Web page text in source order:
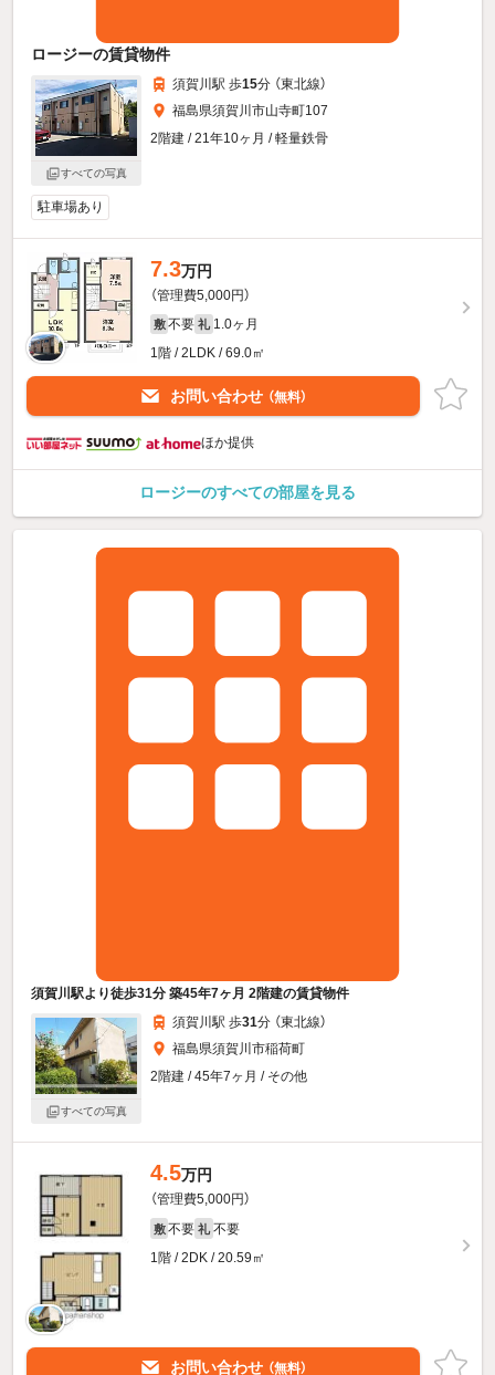
ロージーの賃貸物件
すべての写真
須賀川駅 歩15分 （東北線）
福島県須賀川市山寺町107
2階建 / 21年10ヶ月 / 軽量鉄骨
駐車場あり
7.3万円
（管理費5,000円）
敷 不要 礼 1.0ヶ月
1階 / 2LDK / 69.0㎡
お問い合わせ （無料）
ほか提供
ロージーのすべての部屋を見る
須賀川駅より徒歩31分 築45年7ヶ月 2階建の賃貸物件
すべての写真
須賀川駅 歩31分 （東北線）
福島県須賀川市稲荷町
2階建 / 45年7ヶ月 / その他
4.5万円
（管理費5,000円）
敷 不要 礼 不要
1階 / 2DK / 20.59㎡
お問い合わせ （無料）